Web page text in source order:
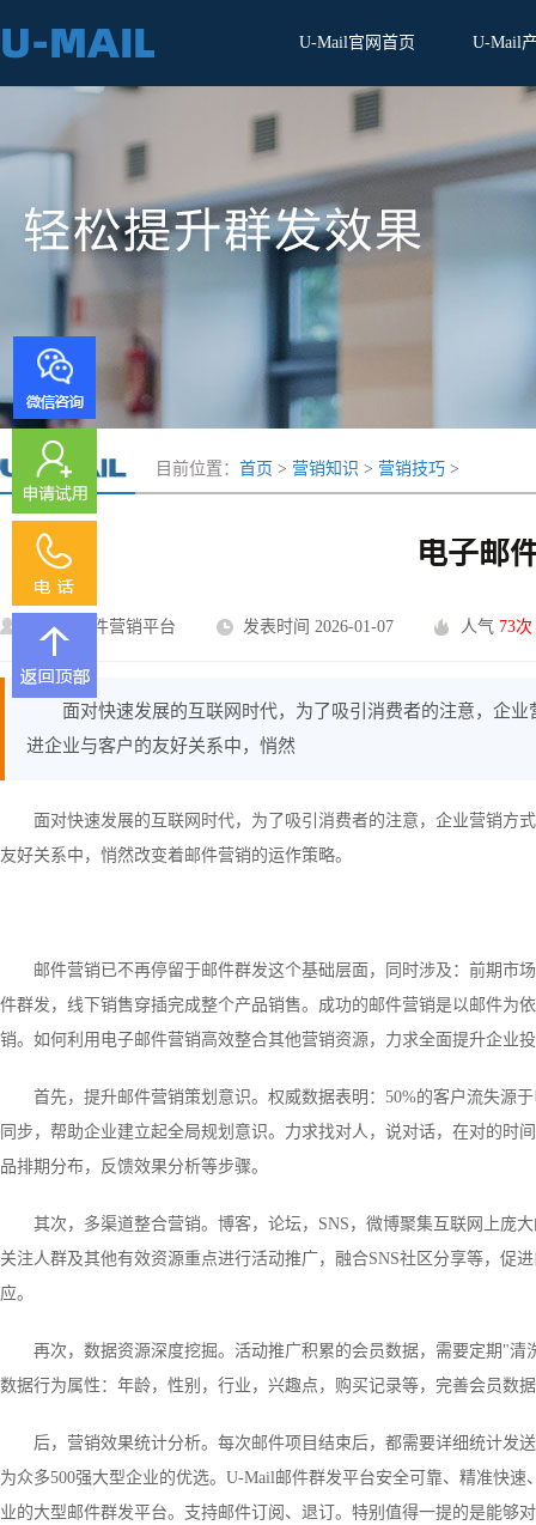
U-Mail官网首页 U-Mail
目前位置： 首页 > 营销知识 > 营销技巧 >
电子邮
U-Mail邮件营销平台 发表时间 2026-01-07 人气 73次
面对快速发展的互联网时代，为了吸引消费者的注意，企
进企业与客户的友好关系中，悄然
面对快速发展的互联网时代，为了吸引消费者的注意，企业营销方
友好关系中，悄然改变着邮件营销的运作策略。
邮件营销已不再停留于邮件群发这个基础层面，同时涉及：前期市
件群发，线下销售穿插完成整个产品销售。成功的邮件营销是以邮件为
销。如何利用电子邮件营销高效整合其他营销资源，力求全面提升企业
首先，提升邮件营销策划意识。权威数据表明：50%的客户流失源
同步，帮助企业建立起全局规划意识。力求找对人，说对话，在对的
品排期分布，反馈效果分析等步骤。
其次，多渠道整合营销。博客，论坛，SNS，微博聚集互联网上庞
关注人群及其他有效资源重点进行活动推广，融合SNS社区分享等，促
应。
再次，数据资源深度挖掘。活动推广积累的会员数据，需要定期"
数据行为属性：年龄，性别，行业，兴趣点，购买记录等，完善会员数
后，营销效果统计分析。每次邮件项目结束后，都需要详细统计发
为众多500强大型企业的优选。U-Mail邮件群发平台安全可靠、精准快
业的大型邮件群发平台。支持邮件订阅、退订。特别值得一提的是能够